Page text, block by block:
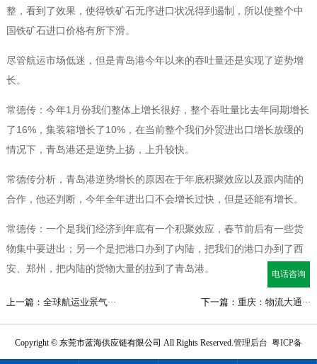
整，看到了效果，使得铁矿石无序进口状况得到遏制，所以使整个中
国铁矿石进口价格有所下滑。
尽管航运市场低迷，但是青岛港今年以来的吞吐量还是实现了逆势增
长。
常德传：今年1月份我们整体上增长很好，整个吞吐量比去年同期增长
了16%，集装箱增长了10%，在当前整个我们外贸进出口增长放缓的
情况下，青岛港还是逆势上扬，上升较快。
常德传分析，青岛港逆势增长的原因在于年底积聚效应以及跟内陆的
合作，他还判断，今年全年进出口不会增长过快，但是还能有增长。
常德传：一个是我们经济到年底有一个积聚效应，春节前后有一些货
物集中要进出；另一个是把港口办到了内陆，把我们的港口办到了西
安、郑州，把内陆的货物大量的拉到了青岛港。
上一篇： 全球航运业景气··· 下一篇：重庆：物流大通···
Copyright © 东莞市蓝海供应链有限公司 All Rights Reserved.管理后台 粤ICP备
电话咨询